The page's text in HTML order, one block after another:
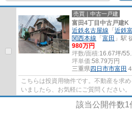
売買｜中古一戸建
富田4丁目中古戸建K
近鉄名古屋線 「 近鉄
関西本線 「 富田 」駅
980万円
坪数/面積:16.67坪/
坪単価:58.79万円
三重県四日市市富田
こちらは投資用物件です。不動産を求
いましたら、お気軽にご質問ください。
該当公開件数1